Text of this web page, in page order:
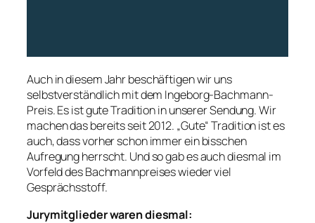
Auch in diesem Jahr beschäftigen wir uns
selbstverständlich mit dem Ingeborg-Bachmann-
Preis. Es ist gute Tradition in unserer Sendung. Wir
machen das bereits seit 2012. „Gute“ Tradition ist es
auch, dass vorher schon immer ein bisschen
Aufregung herrscht. Und so gab es auch diesmal im
Vorfeld des Bachmannpreises wieder viel
Gesprächsstoff.
Jurymitglieder waren diesmal: